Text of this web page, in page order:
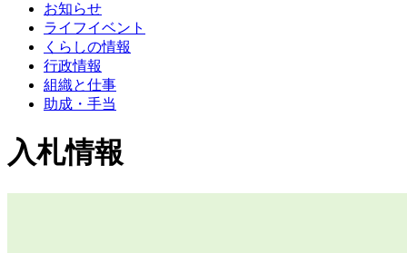
お知らせ
ライフイベント
くらしの情報
行政情報
組織と仕事
助成・手当
入札情報